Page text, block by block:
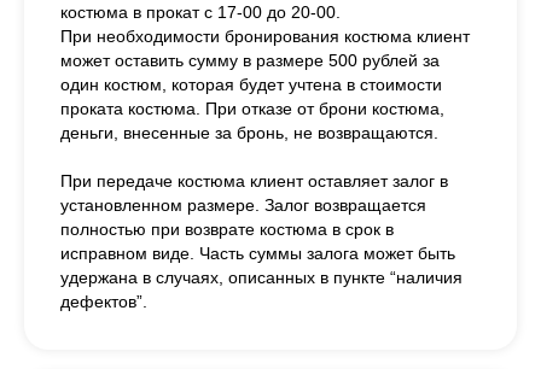
костюма в прокат с 17-00 до 20-00.
При необходимости бронирования костюма клиент
может оставить сумму в размере 500 рублей за
один костюм, которая будет учтена в стоимости
проката костюма. При отказе от брони костюма,
деньги, внесенные за бронь, не возвращаются.
При передаче костюма клиент оставляет залог в
установленном размере. Залог возвращается
полностью при возврате костюма в срок в
исправном виде. Часть суммы залога может быть
удержана в случаях, описанных в пункте “наличия
дефектов”.